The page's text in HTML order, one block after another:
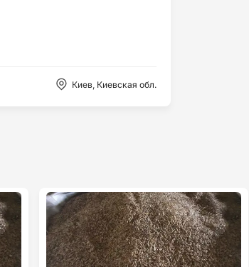
Киев, Киевская обл.